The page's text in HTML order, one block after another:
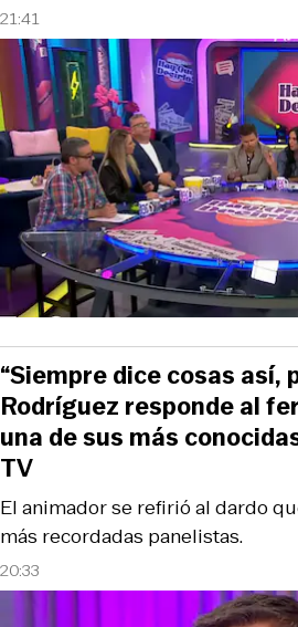
21:41
20:33
El animador se refirió al dardo
más recordadas panelistas.
“Siempre dice cosas así,
Rodríguez responde al
una de sus más
TV